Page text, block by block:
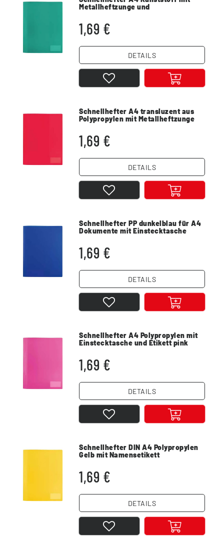
Metallheftzunge und
1,69 €
DETAILS
Schnellhefter A4 transluzent aus
Polypropylen mit Metallheftzunge
1,69 €
DETAILS
Schnellhefter PP dunkelblau für A4
Dokumente mit Einstecktasche
1,69 €
DETAILS
Schnellhefter A4 Polypropylen mit
Einstecktasche und Etikett pink
1,69 €
DETAILS
Schnellhefter DIN A4 Polypropylen
Gelb mit Namensetikett
1,69 €
DETAILS